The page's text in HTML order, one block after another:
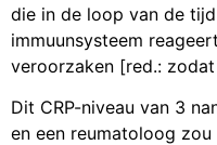
die in de loop van de
immuunsysteem
veroorzaken [red.:
Dit CRP-niveau van 3
en een reumatoloog